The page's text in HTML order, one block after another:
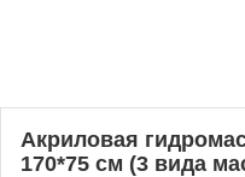
Акриловая
170*75 см (3 вида